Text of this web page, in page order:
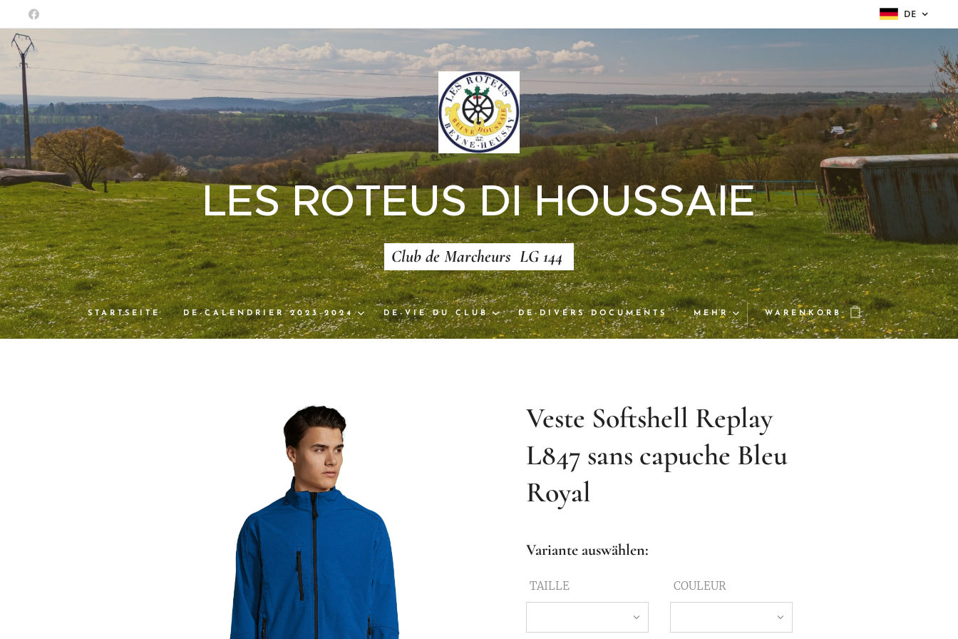
DE
LES ROTEUS DI HOUSSAIE
Club de Marcheurs LG 144
STARTSEITE DE-CALENDRIER 2023-2024 DE-VIE DU CLUB DE-DIVERS DOCUMENTS MEHR WARENKORB
Veste Softshell Replay
L847 sans capuche Bleu
Royal
Variante auswählen:
TAILLE COULEUR